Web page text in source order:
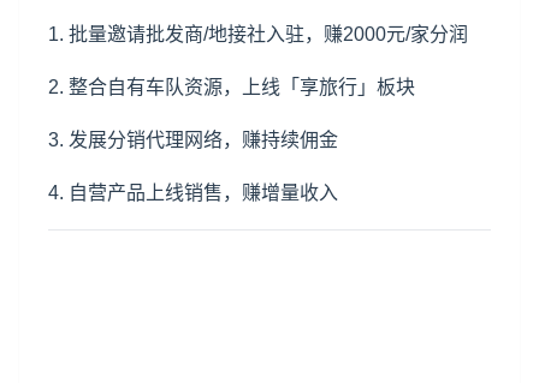
1. 批量邀请批发商/地接社入驻，赚2000元/家分润
2. 整合自有车队资源，上线「享旅行」板块
3. 发展分销代理网络，赚持续佣金
4. 自营产品上线销售，赚增量收入